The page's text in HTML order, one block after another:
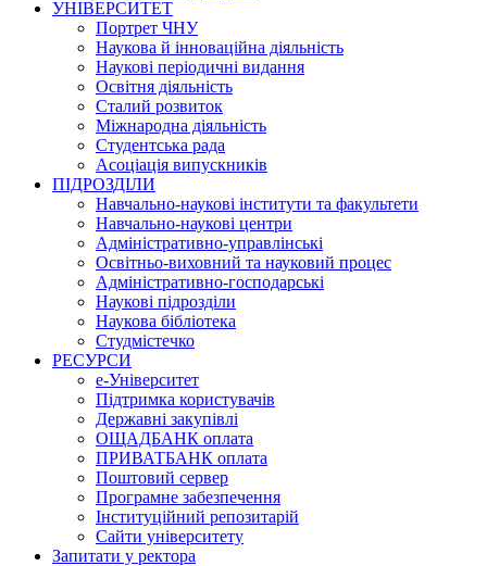
УНІВЕРСИТЕТ
Портрет ЧНУ
Наукова й інноваційна діяльність
Наукові періодичні видання
Освітня діяльність
Сталий розвиток
Міжнародна діяльність
Студентська рада
Асоціація випускників
ПІДРОЗДІЛИ
Навчально-наукові інститути та факультети
Навчально-наукові центри
Адміністративно-управлінські
Освітньо-виховний та науковий процес
Адміністративно-господарські
Наукові підрозділи
Наукова бібліотека
Студмістечко
РЕСУРСИ
е-Університет
Підтримка користувачів
Державні закупівлі
ОЩАДБАНК оплата
ПРИВАТБАНК оплата
Поштовий сервер
Програмне забезпечення
Інституційний репозитарій
Сайти університету
Запитати у ректора